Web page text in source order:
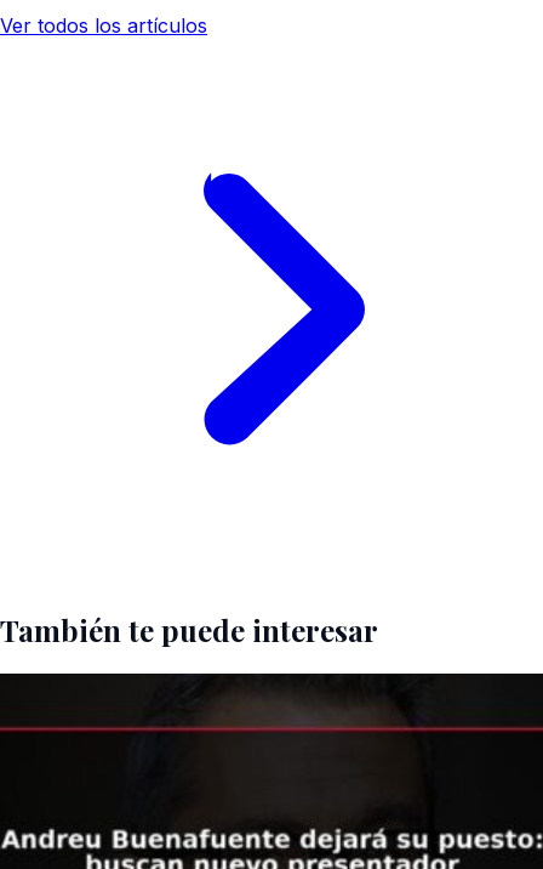
Ver todos los artículos
También te puede interesar